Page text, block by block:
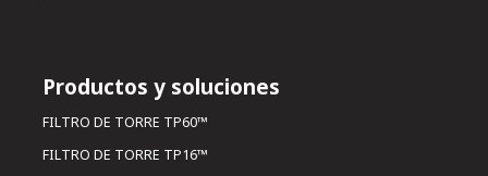
Productos y soluciones
FILTRO DE TORRE TP60™
FILTRO DE TORRE TP16™